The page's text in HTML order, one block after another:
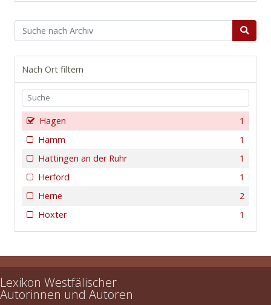
Nach Ort filtern
1
Hagen
1
Hamm
1
Hattingen an der Ruhr
1
Herford
2
Herne
1
Höxter
Lexikon Westfälischer
Autorinnen und Autoren